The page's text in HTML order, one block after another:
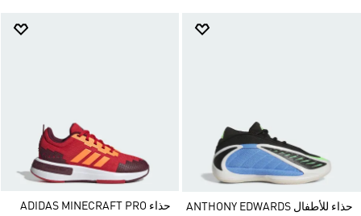
حذاء للأطفال ANTHONY EDWARDS
حذاء ADIDAS MINECRAFT PRO